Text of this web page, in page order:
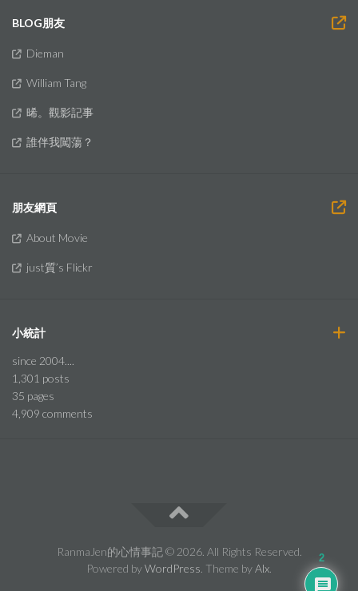
BLOG朋友
Dieman
William Tang
晞。觀影記事
誰伴我闖蕩？
朋友網頁
About Movie
just質’s Flickr
小統計
since 2004....
1,301 posts
35 pages
4,909 comments
RanmaJen的心情事記 © 2026. All Rights Reserved.
Powered byWordPress. Theme byAlx.
2